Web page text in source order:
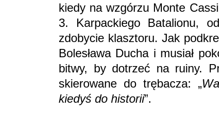
kiedy na wzgórzu Monte
3. Karpackiego Batalionu,
zdobycie klasztoru. Jak
Bolesława Ducha i musiał
bitwy, by dotrzeć na ruiny.
skierowane do trębacza: „
kiedyś do historii”.